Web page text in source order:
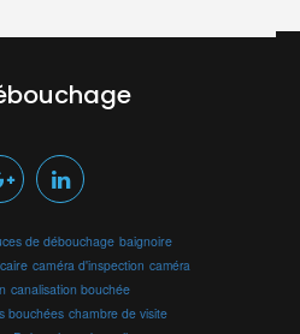
de débouchage baignoire
caméra d'inspection caméra
canalisation bouchée
bouchées chambre de visite